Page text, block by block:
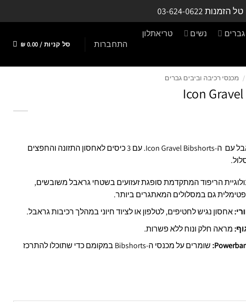
טל הזמנות 03-624-0622
גברים נשים טריאתלון
התחברות סל קניות / ₪0.00
/ מכנסי רכיבה וביבים גברים
Icon
צאו לכבוש את שבילי הגראבל עם ה-Icon Gravel Bibshorts. עם 3 כיסים לאחסון התזונה והחפצים
הריפוד המתקדמת סופגת זעזועים בשטחי גראבל משובשים,
גם במסלולים המאתגרים ביותר.
אחסון נגיש לחטיפים, לטלפון או לציוד חיוני במהלך רכיבות גראבל.
מראה חלק ונוח ללא פשרות.
שומרים על מכנסי ה-Bibshorts במקומם כדי שתוכלו להתרכז